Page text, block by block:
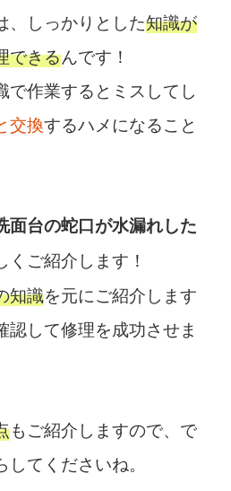
、しっかりとした知識が
できるんです！
で作業するとミスしてし
交換するハメになること
面台の蛇口が水漏れした
くご紹介します！
知識を元にご紹介します
認して修理を成功させま
もご紹介しますので、で
てくださいね。